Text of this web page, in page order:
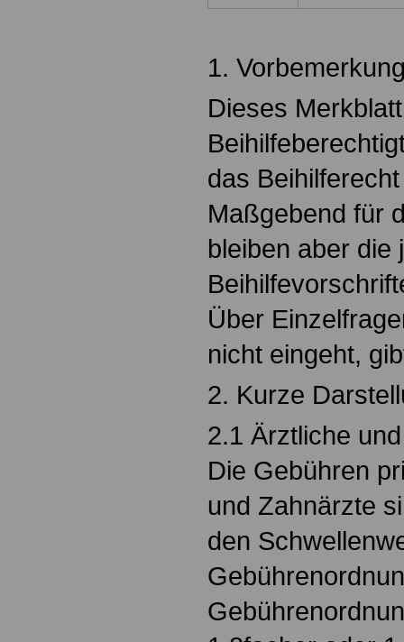
1.
Dieses
das
Maßgebend für
bleiben aber die
Über
nicht eingeht,
2. Kurze
2.1 Ärztliche
Die Gebühren
und Zahnärzte
den